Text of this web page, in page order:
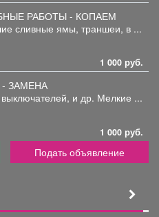
РАБОТЫ - КОПАЕМ
сливные ямы, траншеи, в ...
1 000 руб.
ЗАМЕНА
выключателей, и др. Мелкие ...
1 000 руб.
Подать объявление